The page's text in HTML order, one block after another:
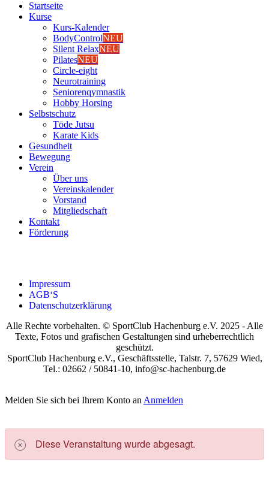
Start­sei­te
Kur­se
Kurs-Kalen­­der
Body­Con­trolNEU
Silent RelaxNEU
Pila­tesNEU
Cir­cle-eight
Neu­ro­trai­ning
Senio­ren­qym­nas­tik
Hob­by Hor­sing
Selbst­schutz
Tōde Jutsu
Kara­te Kids
Gesund­heit
Bewe­gung
Ver­ein
Über uns
Ver­einska­len­der
Vor­stand
Mit­glied­schaft
Kon­takt
För­de­rung
Impres­sum
AGB‘S
Daten­schutz­er­klä­rung
Alle Rechte vorbehalten. © SportClub Hachenburg e.V. 2025 - Alle
Texte, Fotos und grafischen Gestaltungen sind urheberrechtlich
geschützt.
SportClub Hachenburg e.V., Geschäftsstelle, Talstr. 7, 57629 Wied,
Tel.: 02662 / 50841-10, info@sc-hachenburg.de
Melden Sie sich bei Ihrem Konto an Anmelden
Die­se Ver­an­stal­tung wur­de abge­sagt.